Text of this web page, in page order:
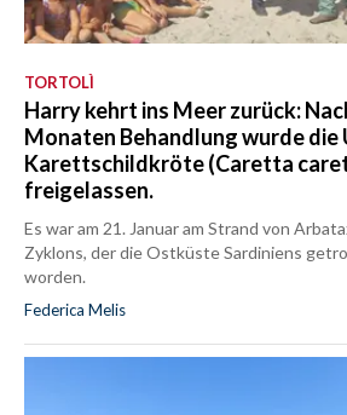
TORTOLÌ
Harry kehrt ins Meer zurück:
Monaten Behandlung wurde die
Karettschildkröte (Caretta
freigelassen.
Es war am 21. Januar am Strand von
Zyklons, der die Ostküste Sardiniens
worden.
Federica Melis